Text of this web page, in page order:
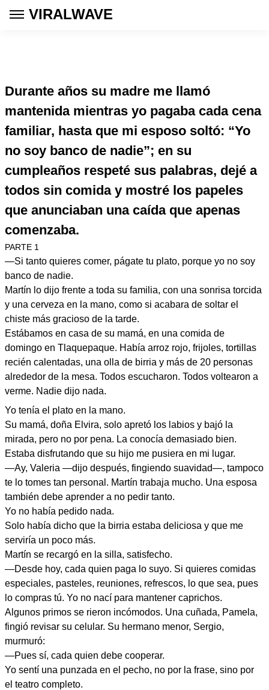
VIRALWAVE
Durante años su madre me llamó
mantenida mientras yo pagaba cada cena
familiar, hasta que mi esposo soltó: “Yo
no soy banco de nadie”; en su
cumpleaños respeté sus palabras, dejé a
todos sin comida y mostré los papeles
que anunciaban una caída que apenas
comenzaba.
PARTE 1
—Si tanto quieres comer, págate tu plato, porque yo no soy
banco de nadie.
Martín lo dijo frente a toda su familia, con una sonrisa torcida
y una cerveza en la mano, como si acabara de soltar el
chiste más gracioso de la tarde.
Estábamos en casa de su mamá, en una comida de
domingo en Tlaquepaque. Había arroz rojo, frijoles, tortillas
recién calentadas, una olla de birria y más de 20 personas
alrededor de la mesa. Todos escucharon. Todos voltearon a
verme. Nadie dijo nada.
Yo tenía el plato en la mano.
Su mamá, doña Elvira, solo apretó los labios y bajó la
mirada, pero no por pena. La conocía demasiado bien.
Estaba disfrutando que su hijo me pusiera en mi lugar.
—Ay, Valeria —dijo después, fingiendo suavidad—, tampoco
te lo tomes tan personal. Martín trabaja mucho. Una esposa
también debe aprender a no pedir tanto.
Yo no había pedido nada.
Solo había dicho que la birria estaba deliciosa y que me
serviría un poco más.
Martín se recargó en la silla, satisfecho.
—Desde hoy, cada quien paga lo suyo. Si quieres comidas
especiales, pasteles, reuniones, refrescos, lo que sea, pues
lo compras tú. Yo no nací para mantener caprichos.
Algunos primos se rieron incómodos. Una cuñada, Pamela,
fingió revisar su celular. Su hermano menor, Sergio,
murmuró:
—Pues sí, cada quien debe cooperar.
Yo sentí una punzada en el pecho, no por la frase, sino por
el teatro completo.